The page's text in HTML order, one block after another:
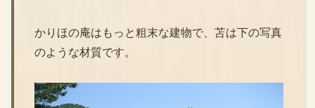
かりほの庵はもっと粗末な建物で、苫は下の写真
のような材質です。